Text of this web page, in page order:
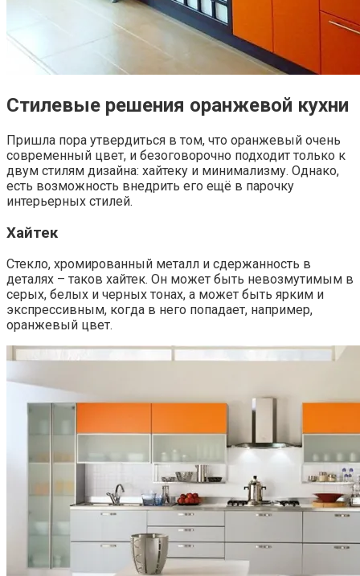
Стилевые решения оранжевой кухни
Пришла пора утвердиться в том, что оранжевый очень
современный цвет, и безоговорочно подходит только к
двум стилям дизайна: хайтеку и минимализму. Однако,
есть возможность внедрить его ещё в парочку
интерьерных стилей.
Хайтек
Стекло, хромированный металл и сдержанность в
деталях – таков хайтек. Он может быть невозмутимым в
серых, белых и черных тонах, а может быть ярким и
экспрессивным, когда в него попадает, например,
оранжевый цвет.